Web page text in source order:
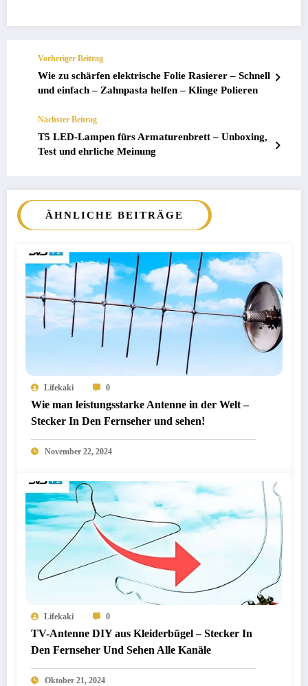
Vorheriger Beitrag
Wie zu schärfen elektrische Folie Rasierer – Schnell
und einfach – Zahnpasta helfen – Klinge Polieren
Nächster Beitrag
T5 LED-Lampen fürs Armaturenbrett – Unboxing,
Test und ehrliche Meinung
ÄHNLICHE BEITRÄGE
Lifekaki 0
Wie man leistungsstarke Antenne in der Welt –
Stecker In Den Fernseher und sehen!
November 22, 2024
Lifekaki 0
TV-Antenne DIY aus Kleiderbügel – Stecker In
Den Fernseher Und Sehen Alle Kanäle
Oktober 21, 2024